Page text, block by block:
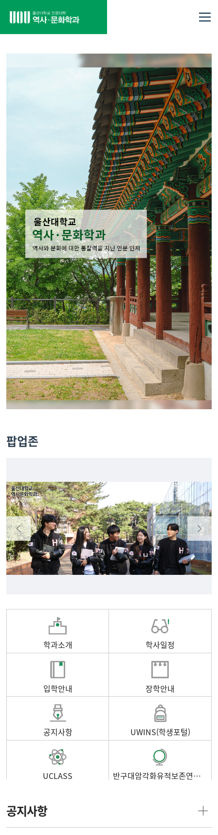
팝업존
학과소개 학사일정
입학안내 장학안내
공지사항 UWINS(학생포털)
UCLASS 반구대암각화유적보존연구소
공지사항